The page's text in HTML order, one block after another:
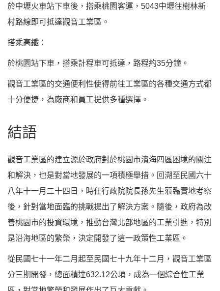
於中壢火車站下車後，搭乘桃園客運，5043中壢往樹林新
村路線即可抵達觀音工業區。
搭乘高鐵：
於桃園站下車，搭乘計程車可抵達，路程約35分鐘。
觀音工業區的交通便利性使得前往工業區的各種交通方式都
十分便捷，為廠商和員工提供多種選擇。
結語
觀音工業區的建立源於政府對於桃園市濱海四區困境的關注
和解決，也是對當地發展的一項積極舉措。回溯至民國六十
八年十一月二十四日，時任行政院院長孫先生蒞臨實地考察
後，針對當地面臨的挑戰提出了解決方案。隨後，政府為改
善桃園市的投資環境，推動台灣北部地區的工業引進，特別
是沿海地區的繁榮，決定開發了這一政策性工業區。
從民國七十一年二月起至民國七十九年十二月，觀音工業區
分三期開發，總面積達632.12公頃，成為一個綜合性工業